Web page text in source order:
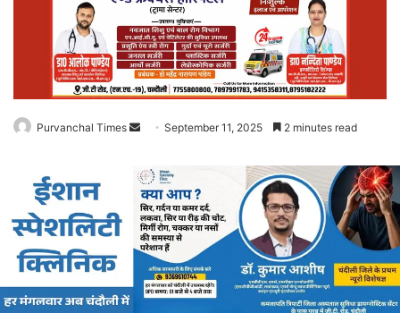
Purvanchal Times
Send
email
September 11, 2025 2 minutes read